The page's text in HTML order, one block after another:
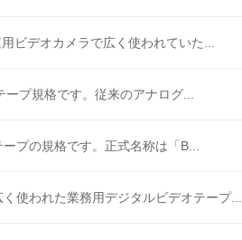
ビデオカメラで広く使われていた...
プ規格です。従来のアナログ...
プの規格です。正式名称は「B...
使われた業務用デジタルビデオテープ...